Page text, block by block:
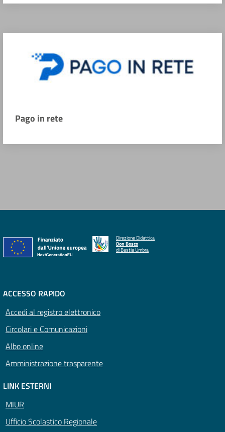
Pago in rete
Direzione Didattica
Don Bosco
di Bastia Umbra
ACCESSO RAPIDO
Accedi al registro elettronico
Circolari e Comunicazioni
Albo online
Amministrazione trasparente
LINK ESTERNI
MIUR
Ufficio Scolastico Regionale